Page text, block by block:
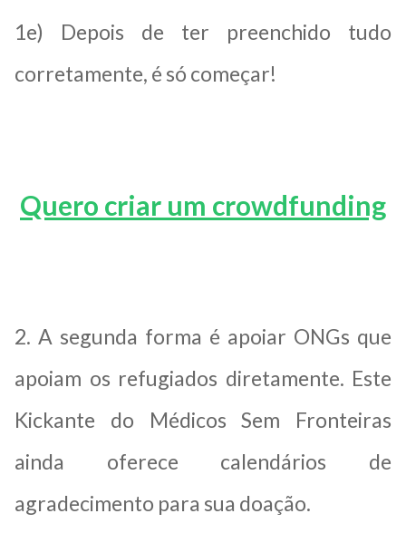
1e) Depois de ter preenchido tudo
corretamente, é só começar!
Quero criar um crowdfunding
2. A segunda forma é apoiar ONGs que
apoiam os refugiados diretamente. Este
Kickante do Médicos Sem Fronteiras
ainda oferece calendários de
agradecimento para sua doação.